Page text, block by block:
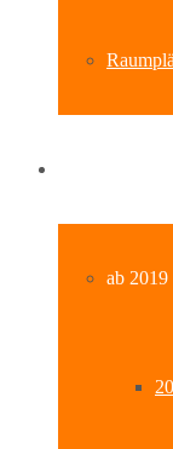
ab 2019